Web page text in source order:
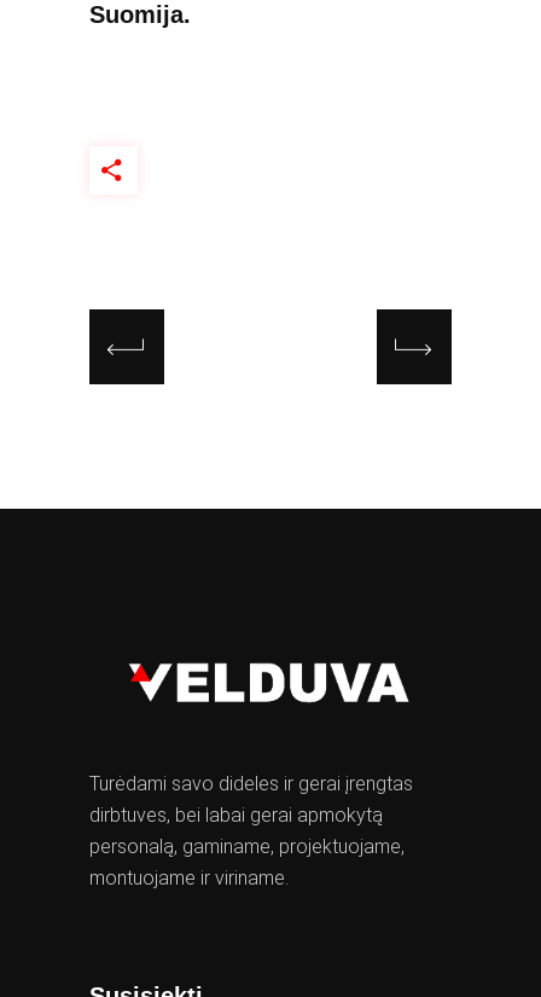
Suomija.
Turėdami savo dideles ir gerai įrengtas
dirbtuves, bei labai gerai apmokytą
personalą, gaminame, projektuojame,
montuojame ir viriname.